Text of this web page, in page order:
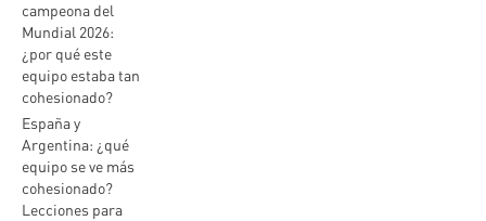
campeona del
Mundial 2026:
¿por qué este
equipo estaba tan
cohesionado?
España y
Argentina: ¿qué
equipo se ve más
cohesionado?
Lecciones para